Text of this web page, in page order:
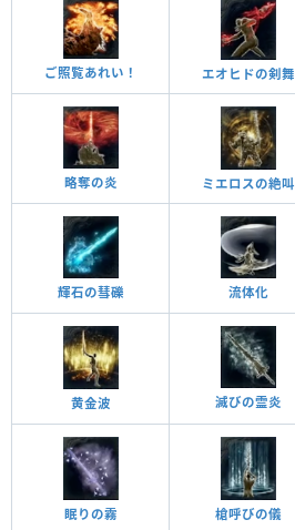
ご照覧あれい！ エオヒドの剣舞
略奪の炎 ミエロスの絶叫
輝石の彗礫 流体化
黄金波 滅びの霊炎
眠りの霧 槍呼びの儀